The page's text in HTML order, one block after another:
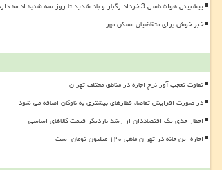
پیشبینی هواشناسی 3 خرداد رگبار و باد شدید تا روز سه شنبه ادامه دارد
خبر خوش برای متقاضیان مسکن مهر
تفاوت تعجب آور نرخ اجاره در مناطق مختلف تهران
در صورت افزایش تقاضا، قطارهای بیشتری به ناوگان اضافه می شود
اخطار جدی یک اقتصاددان از رشد باردیگر قیمت کالاهای اساسی
اجاره این خانه در تهران ماهی ۱۲۰ میلیون تومان است